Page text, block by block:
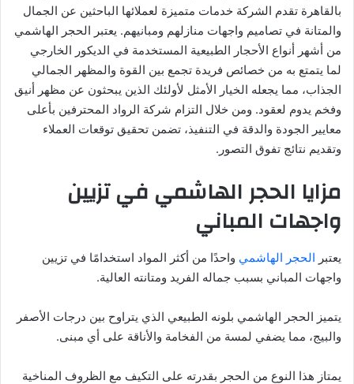
بالقاهرة تقدم الشركة خدمات متميزة لعملائها الباحثين عن الجمال
والمتانة في تصاميم واجهات منازلهم ومبانيهم. يعتبر الحجر الهاشمي
من أشهر أنواع الأحجار الطبيعية المستخدمة في الديكور الخارجي
لما يتمتع به من خصائص فريدة تجمع بين القوة والمظهر الجمالي
الجذاب، مما يجعله الخيار الأمثل لأولئك الذين يبحثون عن مظهر أنيق
وفخم يدوم لعقود. ومن خلال التزام شركة الرواد المحترفين بأعلى
معايير الجودة والدقة في التنفيذ، تضمن تحقيق توقعات العملاء
وتقديم نتائج تفوق التصور.
مزايا الحجر الهاشمي في تزيين
واجهات المباني
يعتبر الحجر الهاشمي واحدًا من أكثر المواد استخدامًا في تزيين
واجهات المباني بسبب جماله الفريد ومتانته العالية.
يتميز الحجر الهاشمي بلونه الطبيعي الذي يتراوح بين درجات الأصفر
والبيج، مما يضفي لمسة من الفخامة والأناقة على أي مبنى.
يمتاز هذا النوع من الحجر بقدرته على التكيف مع الظروف المناخية